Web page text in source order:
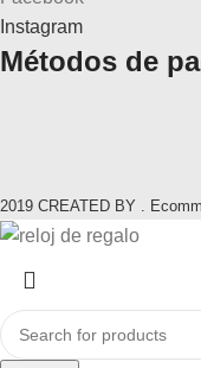
Instagram
Métodos de
2019 CREATED BY .